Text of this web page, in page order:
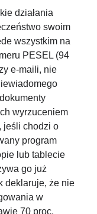
działania
swoim
wszystkim na
PESEL (94
e-maili, nie
wyrzuceniem
jeśli chodzi o
program
lub tablecie
go już
deklaruje, że nie
w
70 proc.